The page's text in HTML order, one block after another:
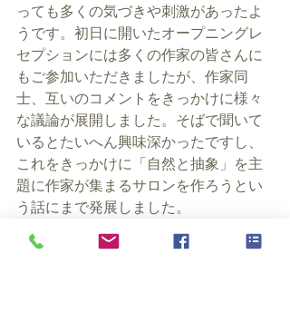
っても多くの気づきや刺激があったよ
うです。初日に開いたオープニングレ
セプションには多くの作家の皆さんに
もご参加いただきましたが、作家同
士、互いのコメントをきっかけに様々
な議論が展開しました。そばで聞いて
いるとたいへん興味深かったですし、
これをきっかけに「自然と抽象」を主
題に作家が集まるサロンを作ろうとい
う話にまで発展しました。